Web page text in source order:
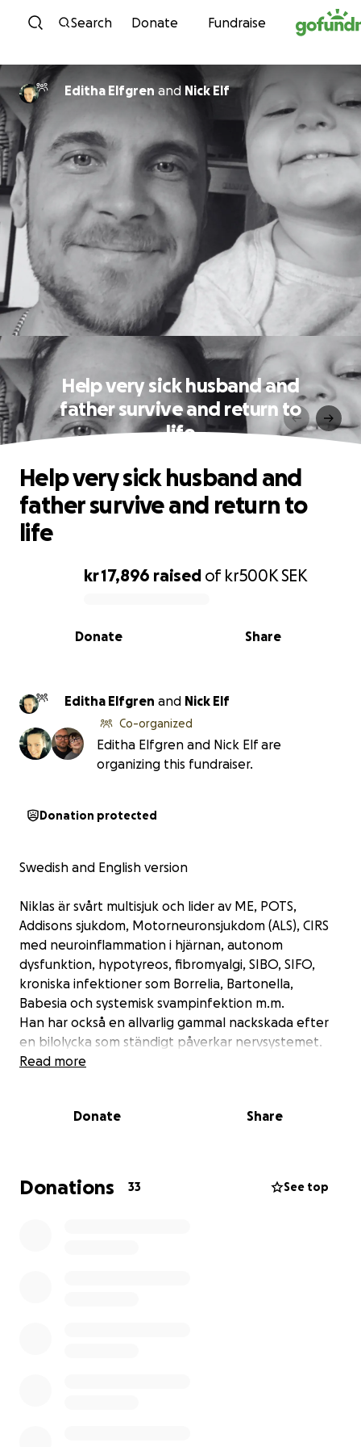
Skip to content
Search Donate Fundraise
Editha Elfgren and Nick Elf
Help very sick husband and
father survive and return to
life
0% complete
kr 17,896 raised of kr500KSEK
Share
Donate
Help very sick husband and
father survive and return to
life
Editha Elfgren and Nick Elf
Co-organized
Editha Elfgren and Nick Elf are
organizing this fundraiser.
Donation protected
Swedish and English version
Niklas är svårt multisjuk och lider av ME, POTS,
Addisons sjukdom, Motorneuronsjukdom (ALS), CIRS
med neuroinflammation i hjärnan, autonom
dysfunktion, hypotyreos, fibromyalgi, SIBO, SIFO,
kroniska infektioner som Borrelia, Bartonella,
Babesia och systemisk svampinfektion m.m.
Han har också en allvarlig gammal nackskada efter
en bilolycka som ständigt påverkar nervsystemet.
senare, efter kraftiga försämringar, gjordes en
och skadade. Flera kotor var också rupterade längst
halsryggen och diskar i ryggen och svank.
Read more
Donate Share
Donations 33 See top